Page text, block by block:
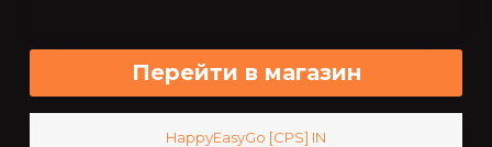
Перейти в магазин
HappyEasyGo [CPS] IN